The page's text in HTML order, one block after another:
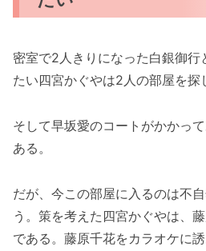
密室で2人きりになった白銀御行
たい四宮かぐやは2人の部屋を探
そして早坂愛のコートがかかっ
ある。
だが、今この部屋に入るのは不
う。策を考えた四宮かぐやは、
である。藤原千花をカラオケに